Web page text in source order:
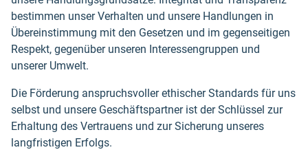
bestimmen unser Verhalten und unsere Handlungen in
Übereinstimmung mit den Gesetzen und im gegenseitigen
Respekt, gegenüber unseren Interessengruppen und
unserer Umwelt.
Die Förderung anspruchsvoller ethischer Standards für uns
selbst und unsere Geschäftspartner ist der Schlüssel zur
Erhaltung des Vertrauens und zur Sicherung unseres
langfristigen Erfolgs.